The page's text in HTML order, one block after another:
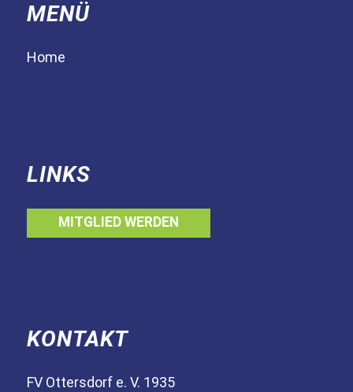
MENÜ
Home
LINKS
MITGLIED WERDEN
KONTAKT
FV Ottersdorf e. V. 1935